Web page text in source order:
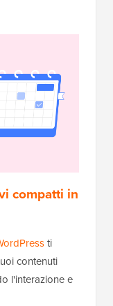
compatti in
ti
contenuti
l'interazione e